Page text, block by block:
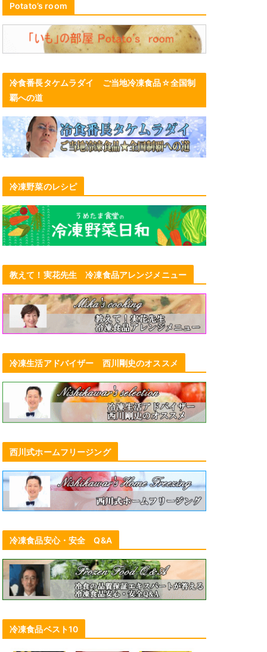
Potato’s room
冷食番長タケムラダイ ご当地冷凍食品☆全国制
覇への道
冷凍野菜のレシピ
教えて！実花先生 冷凍食品アレンジメニュー
冷凍生活アドバイザー 西川剛史のオススメ
西川式ホームフリージング
冷凍食品安心・安全 Q&A
冷凍食品ベスト10